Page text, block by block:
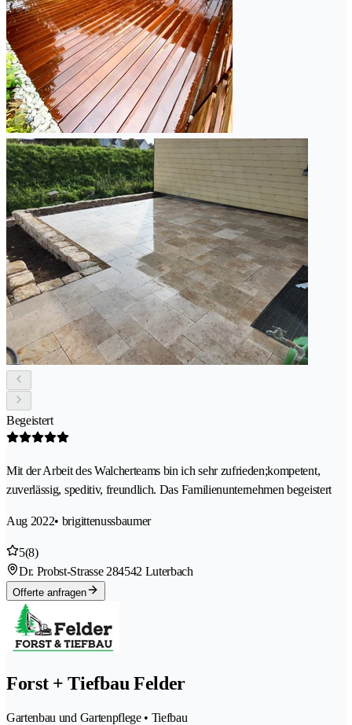
Begeistert
Mit der Arbeit des Walcherteams bin ich sehr zufrieden;kompetent,
zuverlässig, speditiv, freundlich. Das Familienunternehmen begeistert
Aug 2022• brigittenussbaumer
5(8)
Dr. Probst-Strasse 284542 Luterbach
Offerte anfragen
Forst + Tiefbau Felder
Gartenbau und Gartenpflege • Tiefbau